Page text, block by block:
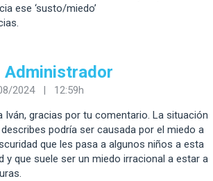
ese ‘susto/miedo’
Administrador
2024 | 12:59h
Iván, gracias por tu comentario. La situación
podría ser causada por el miedo a
que les pasa a algunos niños a esta
y que suele ser un miedo irracional a estar a